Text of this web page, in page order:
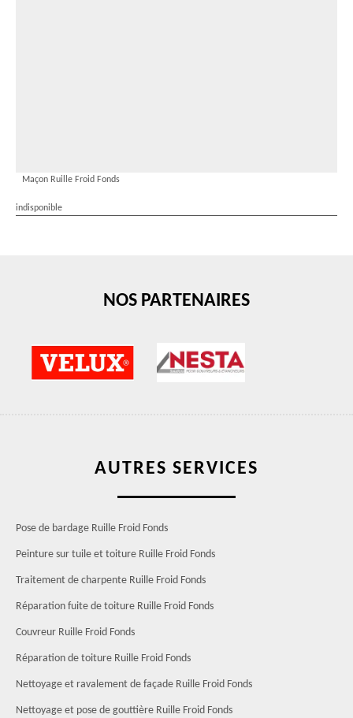
Maçon Ruille Froid Fonds
indisponible
NOS PARTENAIRES
AUTRES SERVICES
Pose de bardage Ruille Froid Fonds
Peinture sur tuile et toiture Ruille Froid Fonds
Traitement de charpente Ruille Froid Fonds
Réparation fuite de toiture Ruille Froid Fonds
Couvreur Ruille Froid Fonds
Réparation de toiture Ruille Froid Fonds
Nettoyage et ravalement de façade Ruille Froid Fonds
Nettoyage et pose de gouttière Ruille Froid Fonds